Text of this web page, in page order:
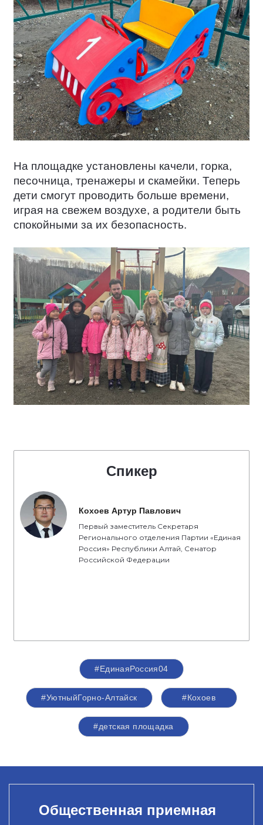
На площадке установлены качели, горка,
песочница, тренажеры и скамейки. Теперь
дети смогут проводить больше времени,
играя на свежем воздухе, а родители быть
спокойными за их безопасность.
Спикер
Кохоев Артур Павлович
Первый заместитель Секретаря
Регионального отделения Партии «Единая
Россия» Республики Алтай, Сенатор
Российской Федерации
#ЕдинаяРоссия04
#УютныйГорно-Алтайск #Кохоев
#детская площадка
Общественная приемная